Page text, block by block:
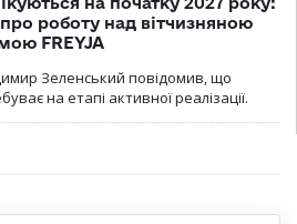
роботу над вітчизняною
FREYJA
Зеленський повідомив, що
на етапі активної реалізації.